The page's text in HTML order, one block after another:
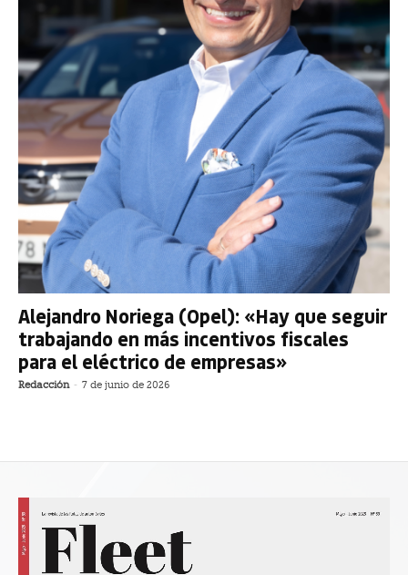
Alejandro Noriega (Opel): «Hay que seguir
trabajando en más incentivos fiscales
para el eléctrico de empresas»
Redacción - 7 de junio de 2026